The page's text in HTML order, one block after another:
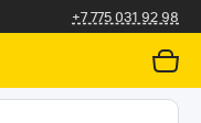
+7 775 031 92 98